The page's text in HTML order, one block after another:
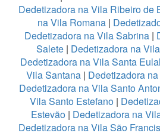
Dedetizadora na Vila Ribeiro de
na Vila Romana|
Dedetizadora na Vila Sabrina|
Salete| Dedetizadora na
Dedetizadora na Vila Santa
Vila Santana | Dedetizadora
Dedetizadora na Vila Santo
Vila Santo Estefano|
Estevão | Dedetizadora na
Dedetizadora na Vila São